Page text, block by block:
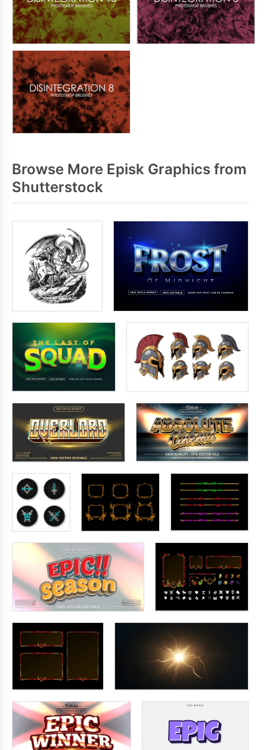
Browse More Episk Graphics from
Shutterstock